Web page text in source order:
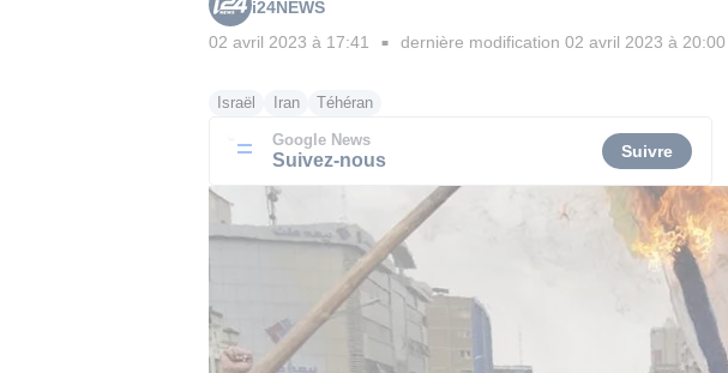
i24NEWS
02 avril 2023 à 17:41 ■ dernière modification 02 avril 2023 à 20:00
Israël Iran Téhéran
Google News
Suivez-nous Suivre